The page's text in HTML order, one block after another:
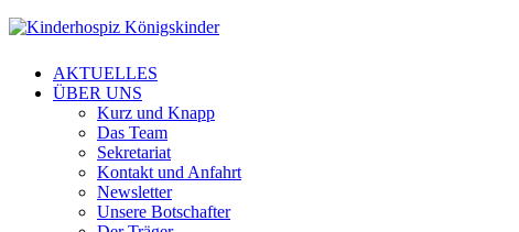
AKTUELLES
ÜBER UNS
Kurz und Knapp
Das Team
Sekretariat
Kontakt und Anfahrt
Newsletter
Unsere Botschafter